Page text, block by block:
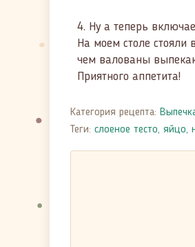
4. Ну а теперь
На моем столе
чем валованы
Приятного аппетита!
Категория рецепта:
Теги: слоеное тесто, яйцо,